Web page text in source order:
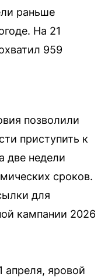
раньше
На 21
959
позволили
приступить к
две недели
сроков.
для
кампании 2026
яровой